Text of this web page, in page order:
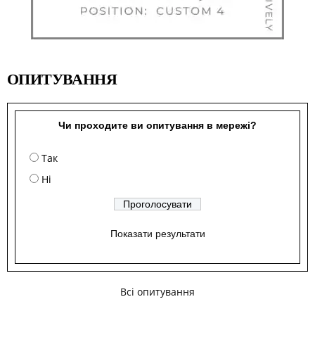
ОПИТУВАННЯ
Чи проходите ви опитування в мережі?
Так
Ні
Показати результати
Всі опитування